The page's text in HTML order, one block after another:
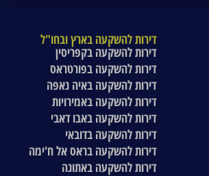
דירות להשקעה בארץ ובחו"ל
דירות להשקעה בקפריסין
דירות להשקעה בפורטראס
דירות להשקעה באיה נאפה
דירות להשקעה באמירויות
דירות להשקעה באבו דאבי
דירות להשקעה בדובאי
דירות להשקעה בראס אל ח'ימה
דירות להשקעה באתונה